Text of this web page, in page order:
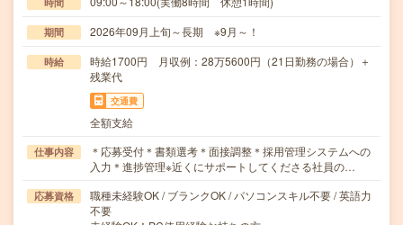
期間 2026年09月上旬～長期 ※9月～！
時給
時給1700円 月収例：28万5600円（21日勤務の場合）＋
残業代
交通費
全額支給
仕事内容
＊応募受付＊書類選考＊面接調整＊採用管理システムへの
入力＊進捗管理※近くにサポートしてくださる社員の…
応募資格
職種未経験OK / ブランクOK / パソコンスキル不要 / 英語力
不要